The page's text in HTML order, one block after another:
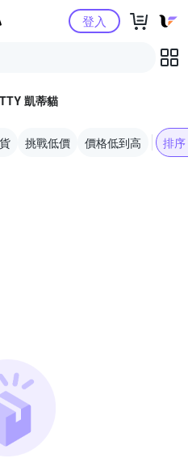
Yahoo購物中心登入
凱蒂貓
挑戰低價 價格低到高 排序